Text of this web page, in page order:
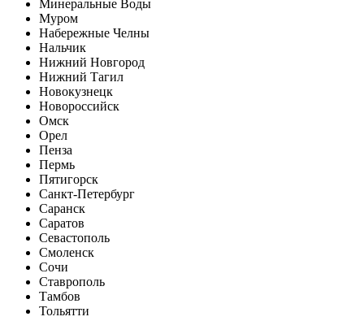
Минеральные Воды
Муром
Набережные Челны
Нальчик
Нижний Новгород
Нижний Тагил
Новокузнецк
Новороссийск
Омск
Орел
Пенза
Пермь
Пятигорск
Санкт-Петербург
Саранск
Саратов
Севастополь
Смоленск
Сочи
Ставрополь
Тамбов
Тольятти